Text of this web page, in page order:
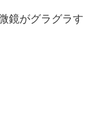
鏡がグラグラす